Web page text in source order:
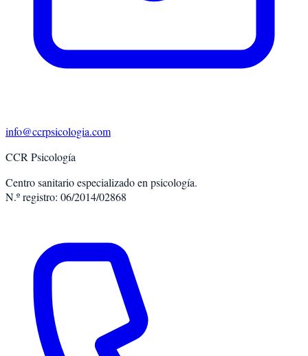
info@ccrpsicologia.com
CCR Psicología
Centro sanitario especializado en psicología.
N.º registro: 06/2014/02868